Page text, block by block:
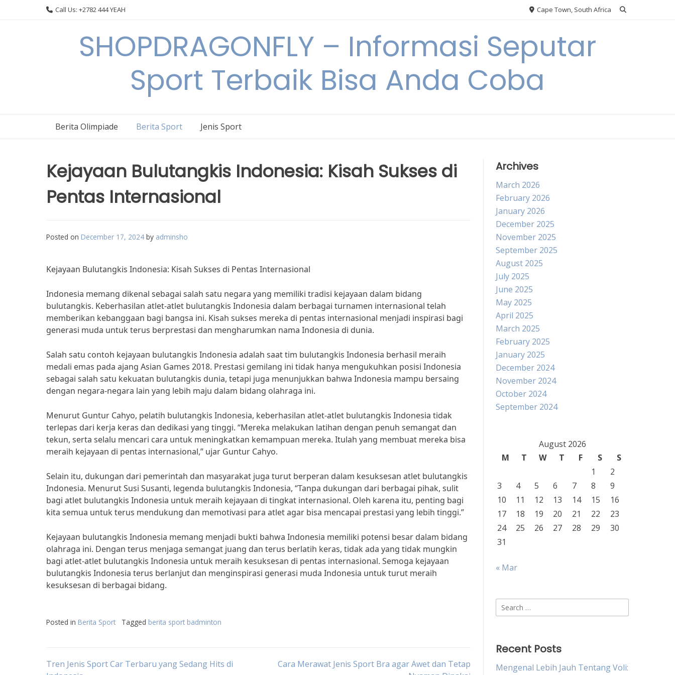
Call Us: +2782 444 YEAH Cape Town, South Africa
SHOPDRAGONFLY – Informasi Seputar
Sport Terbaik Bisa Anda Coba
Berita Olimpiade Berita Sport Jenis Sport
Kejayaan Bulutangkis Indonesia: Kisah Sukses di
Pentas Internasional
Posted on December 17, 2024 by adminsho
Kejayaan Bulutangkis Indonesia: Kisah Sukses di Pentas Internasional
Indonesia memang dikenal sebagai salah satu negara yang memiliki tradisi kejayaan dalam bidang
bulutangkis. Keberhasilan atlet-atlet bulutangkis Indonesia dalam berbagai turnamen internasional telah
memberikan kebanggaan bagi bangsa ini. Kisah sukses mereka di pentas internasional menjadi inspirasi bagi
generasi muda untuk terus berprestasi dan mengharumkan nama Indonesia di dunia.
Salah satu contoh kejayaan bulutangkis Indonesia adalah saat tim bulutangkis Indonesia berhasil meraih
medali emas pada ajang Asian Games 2018. Prestasi gemilang ini tidak hanya mengukuhkan posisi Indonesia
sebagai salah satu kekuatan bulutangkis dunia, tetapi juga menunjukkan bahwa Indonesia mampu bersaing
dengan negara-negara lain yang lebih maju dalam bidang olahraga ini.
Menurut Guntur Cahyo, pelatih bulutangkis Indonesia, keberhasilan atlet-atlet bulutangkis Indonesia tidak
terlepas dari kerja keras dan dedikasi yang tinggi. “Mereka melakukan latihan dengan penuh semangat dan
tekun, serta selalu mencari cara untuk meningkatkan kemampuan mereka. Itulah yang membuat mereka bisa
meraih kejayaan di pentas internasional,” ujar Guntur Cahyo.
Selain itu, dukungan dari pemerintah dan masyarakat juga turut berperan dalam kesuksesan atlet bulutangkis
Indonesia. Menurut Susi Susanti, legenda bulutangkis Indonesia, “Tanpa dukungan dari berbagai pihak, sulit
bagi atlet bulutangkis Indonesia untuk meraih kejayaan di tingkat internasional. Oleh karena itu, penting bagi
kita semua untuk terus mendukung dan memotivasi para atlet agar bisa mencapai prestasi yang lebih tinggi.”
Kejayaan bulutangkis Indonesia memang menjadi bukti bahwa Indonesia memiliki potensi besar dalam bidang
olahraga ini. Dengan terus menjaga semangat juang dan terus berlatih keras, tidak ada yang tidak mungkin
bagi atlet-atlet bulutangkis Indonesia untuk meraih kesuksesan di pentas internasional. Semoga kejayaan
bulutangkis Indonesia terus berlanjut dan menginspirasi generasi muda Indonesia untuk turut meraih
kesuksesan di berbagai bidang.
Posted in Berita Sport Tagged berita sport badminton
Post
Tren Jenis Sport Car Terbaru yang Sedang Hits di
Cara Merawat Jenis Sport Bra agar Awet dan Tetap
Archives
March 2026
February 2026
January 2026
December 2025
November 2025
September 2025
August 2025
July 2025
June 2025
May 2025
April 2025
March 2025
February 2025
January 2025
December 2024
November 2024
October 2024
September 2024
August 2026
M
T W T F S
S
1
2
3
4 5 6 7 8
9
10
11 12 13 14 15
16
17
18 19 20 21 22
23
24
25 26 27 28 29
30
31
« Mar
Search
for:
Recent Posts
Mengenal Lebih Jauh Tentang Voli: